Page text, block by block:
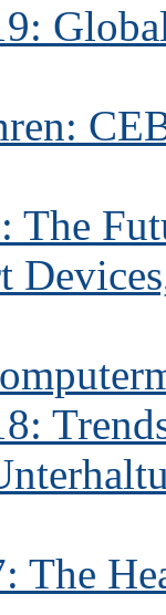
The
The